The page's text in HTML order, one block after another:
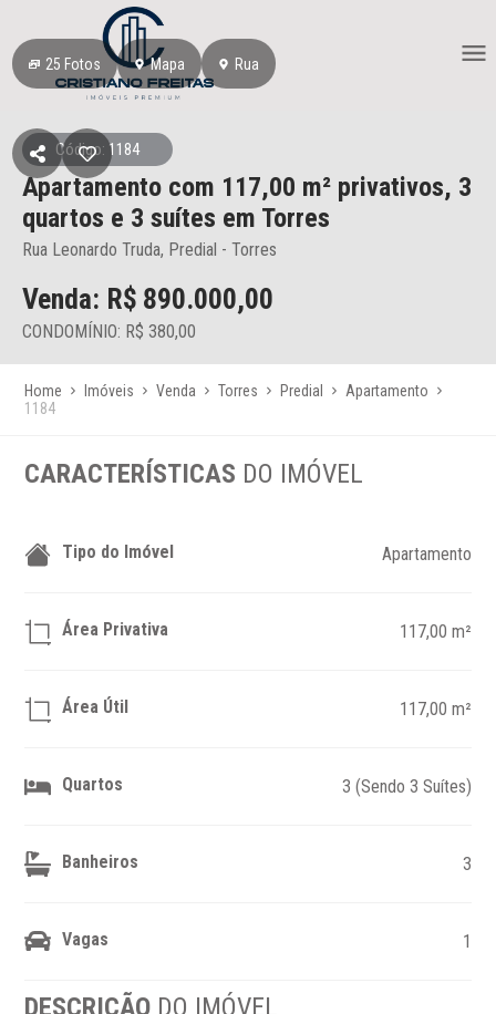
25 Fotos Mapa Rua
Código: 1184
Apartamento com 117,00 m² privativos, 3
quartos e 3 suítes em Torres
Rua Leonardo Truda, Predial - Torres
Venda: R$ 890.000,00
CONDOMÍNIO: R$ 380,00
Home Imóveis Venda Torres Predial
Apartamento
1184
CARACTERÍSTICAS DO IMÓVEL
Tipo do Imóvel Apartamento
Área Privativa 117,00 m²
Área Útil 117,00 m²
Quartos 3 (Sendo 3 Suítes)
Banheiros 3
Vagas 1
DESCRIÇÃO DO IMÓVEL